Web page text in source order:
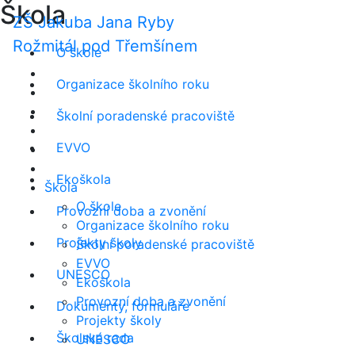
ZŠ Jakuba Jana Ryby
Rožmitál pod Třemšínem
Škola
O škole
Organizace školního roku
Školní poradenské pracoviště
EVVO
Ekoškola
Provozní doba a zvonění
Projekty školy
UNESCO
Škola
O škole
Organizace školního roku
Školní poradenské pracoviště
EVVO
Ekoškola
Provozní doba a zvonění
Projekty školy
UNESCO
Dokumenty, formuláře
Školská rada